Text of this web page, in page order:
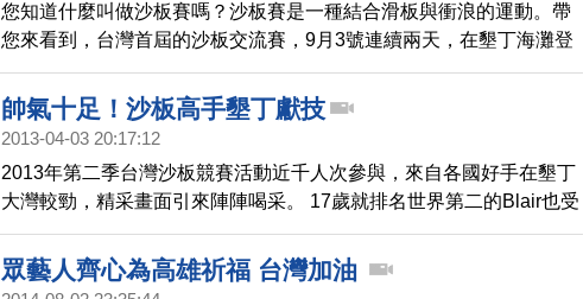
您知道什麼叫做沙板賽嗎？沙板賽是一種結合滑板與衝浪的運動。帶
您來看到，台灣首屆的沙板交流賽，9月3號連續兩天，在墾丁海灘登
場，邀請世界級的選手親自指導與示範，台灣得天獨厚的地理條件，
加上沙板低門檻易學的特性，讓這個活動，在台灣獲得相當民眾的迴
響。
帥氣十足！沙板高手墾丁獻技
2013-04-03 20:17:12
2013年第二季台灣沙板競賽活動近千人次參與，來自各國好手在墾丁
大灣較勁，精采畫面引來陣陣喝采。 17歲就排名世界第二的Blair也受
邀從美國來台示範教學，濃濃的人情味讓他印象深刻。5年來台灣選手
也越來越成熟，其中不乏女性選手。
眾藝人齊心為高雄祈福 台灣加油